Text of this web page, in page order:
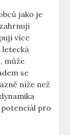
jako je
více
letecká
může
se
níže než⁣
potenciál pro